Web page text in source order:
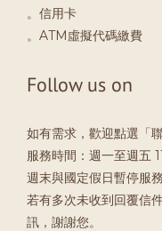
。信用卡
。ATM虛擬代碼繳費
Follow us on
如有需求，歡迎點選「
服務時間：週一至週五
週末與國定假日暫停服務
若有多次未收到回覆信
訊，謝謝您。